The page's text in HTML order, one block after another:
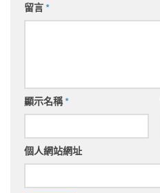
留言*
顯示名稱*
個人網站網址